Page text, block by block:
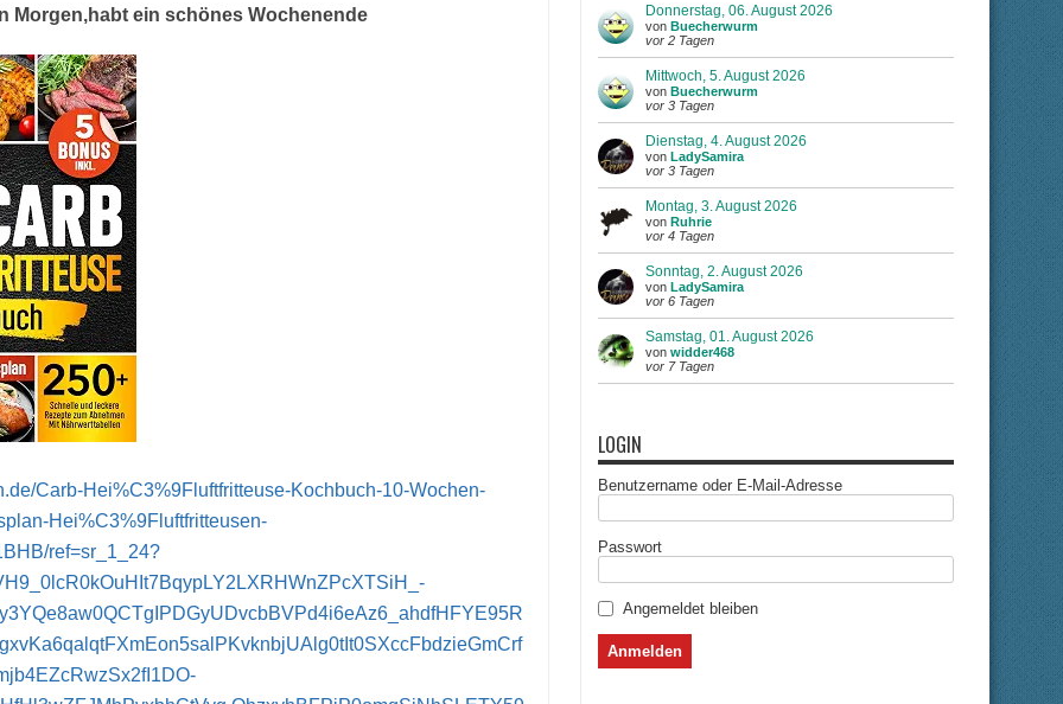
ein schönes Wochenende
Carb-Hei%C3%9Fluftfritteuse-Kochbuch-10-Wochen-
Hei%C3%9Fluftfritteusen-
ref=sr_1_24?
Donnerstag, 06. August 2026
von Buecherwurm
vor 2 Tagen
Mittwoch, 5. August 2026
von Buecherwurm
vor 3 Tagen
Dienstag, 4. August 2026
von LadySamira
vor 3 Tagen
Montag, 3. August 2026
von Ruhrie
vor 4 Tagen
Sonntag, 2. August 2026
von LadySamira
vor 6 Tagen
Samstag, 01. August 2026
von widder468
vor 7 Tagen
LOGIN
Benutzername oder E-Mail-Adresse
Passwort
Angemeldet bleiben